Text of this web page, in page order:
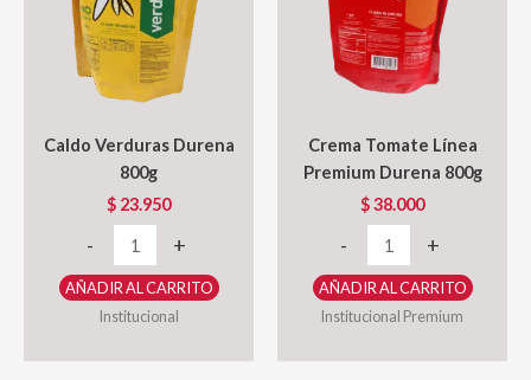
Caldo Verduras Durena
800g
$ 23.950
-
Verduras
Durena
800g
+
AÑADIR AL CARRITO
Institucional
Crema Tomate Línea
Premium Durena 800g
$38.000
-
Tomate
Línea
Premium
+
AÑADIR AL CARRITO
Institucional Premium